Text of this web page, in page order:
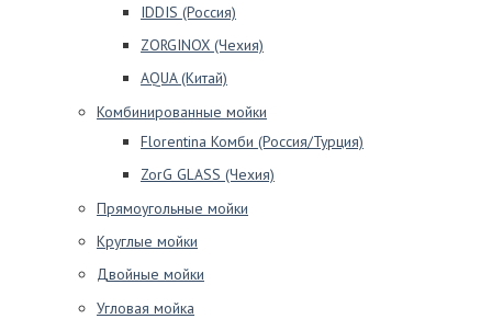
IDDIS (Россия)
ZORGINOX (Чехия)
AQUA (Китай)
Комбинированные мойки
Florentina Комби (Россия/Турция)
ZorG GLASS (Чехия)
Прямоугольные мойки
Круглые мойки
Двойные мойки
Угловая мойка